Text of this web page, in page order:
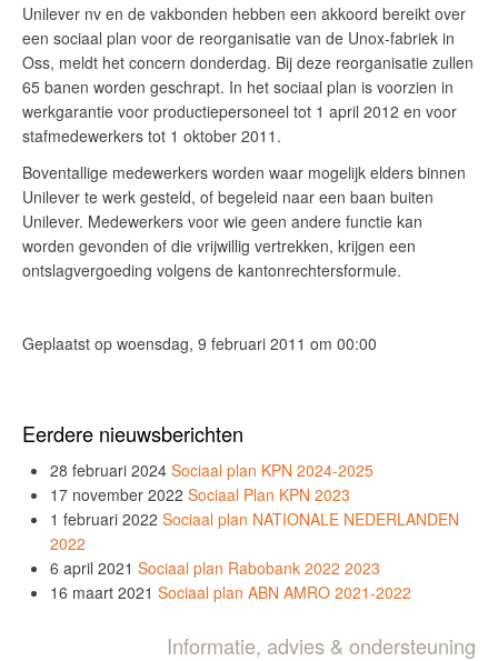
Unilever nv en de vakbonden hebben een akkoord bereikt over
een sociaal plan voor de reorganisatie van de Unox-fabriek in
Oss, meldt het concern donderdag. Bij deze reorganisatie zullen
65 banen worden geschrapt. In het sociaal plan is voorzien in
werkgarantie voor productiepersoneel tot 1 april 2012 en voor
stafmedewerkers tot 1 oktober 2011.
Boventallige medewerkers worden waar mogelijk elders binnen
Unilever te werk gesteld, of begeleid naar een baan buiten
Unilever. Medewerkers voor wie geen andere functie kan
worden gevonden of die vrijwillig vertrekken, krijgen een
ontslagvergoeding volgens de kantonrechtersformule.
Geplaatst op woensdag, 9 februari 2011 om 00:00
Eerdere nieuwsberichten
28 februari 2024 Sociaal plan KPN 2024-2025
17 november 2022 Sociaal Plan KPN 2023
1 februari 2022 Sociaal plan NATIONALE NEDERLANDEN
2022
6 april 2021 Sociaal plan Rabobank 2022 2023
16 maart 2021 Sociaal plan ABN AMRO 2021-2022
Informatie, advies & ondersteuning